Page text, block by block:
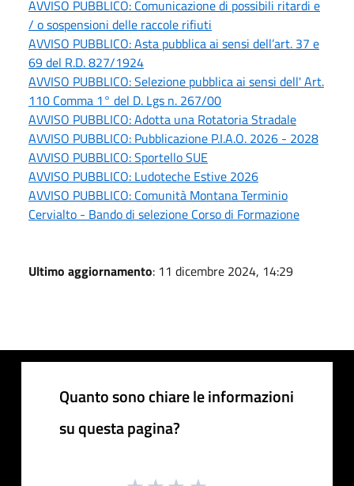
AVVISO PUBBLICO: Comunicazione di possibili ritardi e
/ o sospensioni delle raccole rifiuti
AVVISO PUBBLICO: Asta pubblica ai sensi dell’art. 37 e
69 del R.D. 827/1924
AVVISO PUBBLICO: Selezione pubblica ai sensi dell' Art.
110 Comma 1° del D. Lgs n. 267/00
AVVISO PUBBLICO: Adotta una Rotatoria Stradale
AVVISO PUBBLICO: Pubblicazione P.I.A.O. 2026 - 2028
AVVISO PUBBLICO: Sportello SUE
AVVISO PUBBLICO: Ludoteche Estive 2026
AVVISO PUBBLICO: Comunità Montana Terminio
Cervialto - Bando di selezione Corso di Formazione
Ultimo aggiornamento: 11 dicembre 2024, 14:29
Quanto sono chiare le informazioni
su questa pagina?